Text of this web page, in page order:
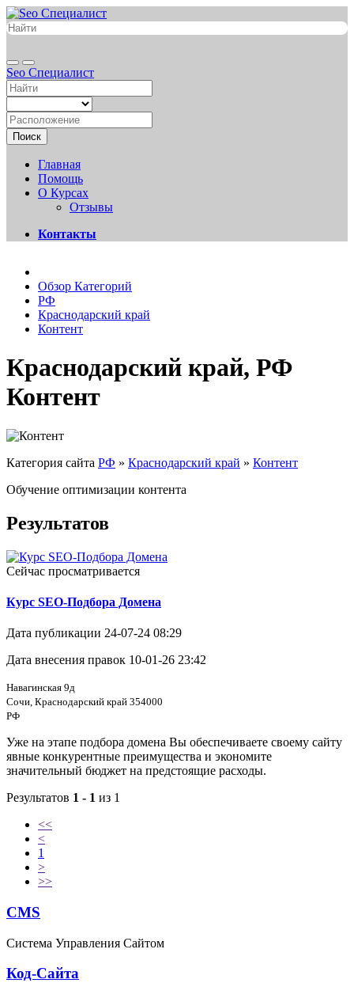
Seo Специалист
Поиск
Главная
Помощь
О Курсах
Отзывы
Контакты
Обзор Категорий
РФ
Краснодарский край
Контент
Краснодарский край, РФ
Контент
Категория сайта РФ » Краснодарский край » Контент
Обучение оптимизации контента
Результатов
Сейчас просматривается
Курс SEO-Подбора Домена
Дата публикации 24-07-24 08:29
Дата внесения правок 10-01-26 23:42
Навагинская 9д
Сочи, Краснодарский край 354000
РФ
Уже на этапе подбора домена Вы обеспечиваете своему сайту
явные конкурентные преимущества и экономите
значительный бюджет на предстоящие расходы.
Результатов 1 - 1 из 1
<<
<
1
>
>>
CMS
Система Управления Сайтом
Код-Сайта